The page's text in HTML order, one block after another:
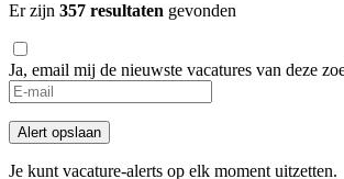
Er zijn 357 resultaten gevonden
Ja, email mij de nieuwste vacatures van deze
Alert opslaan
Je kunt vacature-alerts op elk moment uitzetten.